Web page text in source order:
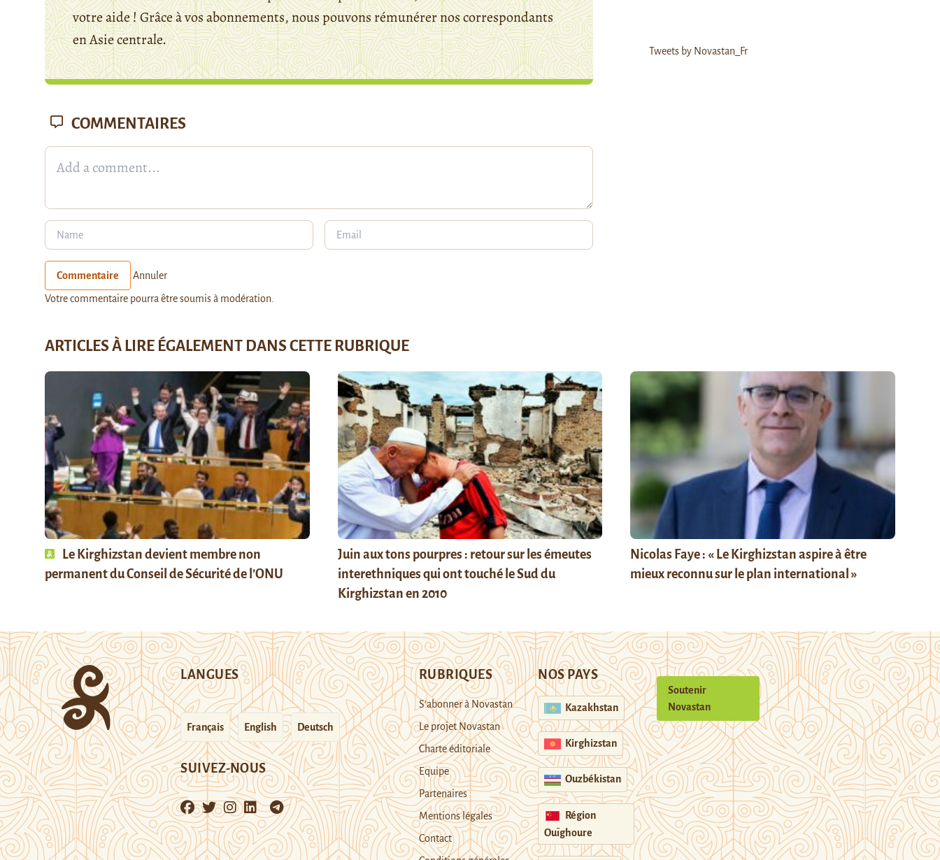
votre aide ! Grâce à vos abonnements, nous pouvons rémunérer nos correspondants
en Asie centrale.
Tweets by Novastan_Fr
COMMENTAIRES
Commentaire Annuler
Votre commentaire pourra être soumis à modération.
ARTICLES À LIRE ÉGALEMENT DANS CETTE RUBRIQUE
Le Kirghizstan devient membre non
permanent du Conseil de Sécurité de l’ONU
Juin aux tons pourpres : retour sur les émeutes
interethniques qui ont touché le Sud du
Kirghizstan en 2010
Nicolas Faye : « Le Kirghizstan aspire à être
mieux reconnu sur le plan international »
LANGUES
Français English Deutsch
SUIVEZ-NOUS
RUBRIQUES
S’abonner à Novastan
Le projet Novastan
Charte éditoriale
Equipe
Partenaires
Mentions légales
Contact
NOS PAYS
Kazakhstan
Kirghizstan
Ouzbékistan
Région
Ouïghoure
Soutenir
Novastan